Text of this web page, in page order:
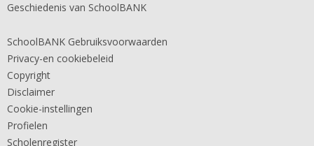
Geschiedenis van SchoolBANK
SchoolBANK Gebruiksvoorwaarden
Privacy-en cookiebeleid
Copyright
Disclaimer
Cookie-instellingen
Profielen
Scholenregister